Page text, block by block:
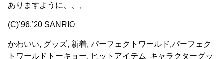
ありますように、、、
(C)’96,’20 SANRIO
かわいい, グッズ, 新着, パーフェクトワールド,パーフェク
トワールドトーキョー, ヒットアイテム, キャラクターグッ